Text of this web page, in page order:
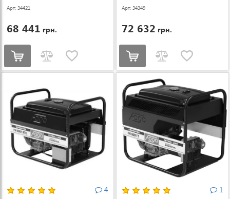
Арт: 34421
68 441 грн.
Арт: 34349
72 632 грн.
4
1